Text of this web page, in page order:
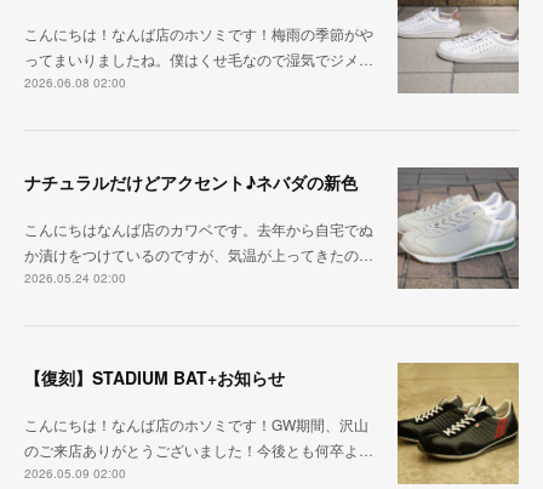
こんにちは！なんば店のホソミです！梅雨の季節がや
ってまいりましたね。僕はくせ毛なので湿気でジメ…
2026.06.08 02:00
ナチュラルだけどアクセント♪ネバダの新色
こんにちはなんば店のカワベです。去年から自宅でぬ
か漬けをつけているのですが、気温が上ってきたの…
2026.05.24 02:00
【復刻】STADIUM BAT+お知らせ
こんにちは！なんば店のホソミです！GW期間、沢山
のご来店ありがとうございました！今後とも何卒よ…
2026.05.09 02:00